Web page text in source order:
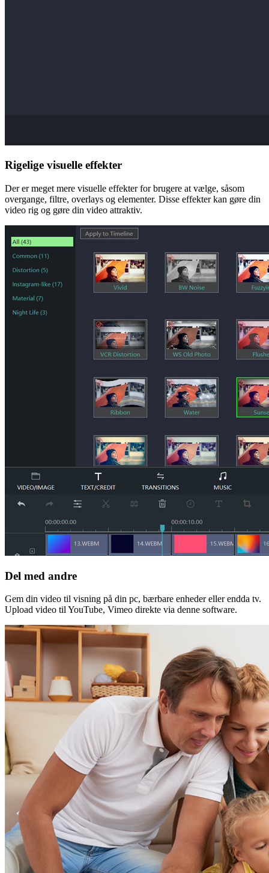
Rigelige visuelle effekter
Der er meget mere visuelle effekter for brugere at vælge, såsom
overgange, filtre, overlays og elementer. Disse effekter kan gøre din
video rig og gøre din video attraktiv.
Del med andre
Gem din video til visning på din pc, bærbare enheder eller endda tv.
Upload video til YouTube, Vimeo direkte via denne software.